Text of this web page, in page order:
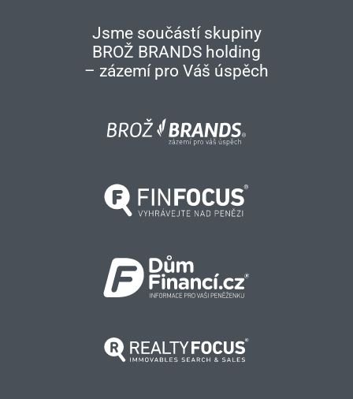
Jsme součástí skupiny
BROŽ BRANDS holding
– zázemí pro Váš úspěch